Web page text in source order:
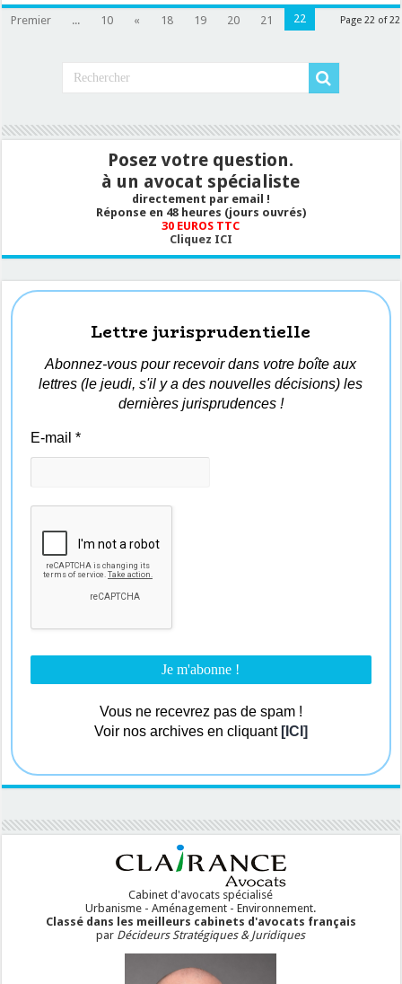
Page 22 of 22
Premier ... 10 « 18 19 20 21 22
Posez votre question.
à un avocat spécialiste
directement par email !
Réponse en 48 heures (jours ouvrés)
30 EUROS TTC
Cliquez ICI
Lettre jurisprudentielle
Abonnez-vous pour recevoir dans votre boîte aux
lettres (le jeudi, s'il y a des nouvelles décisions) les
dernières jurisprudences !
E-mail*
Vous ne recevrez pas de spam !
Voir nos archives en cliquant [ICI]
Cabinet d'avocats spécialisé
Urbanisme - Aménagement - Environnement.
Classé dans les meilleurs cabinets d'avocats français
par Décideurs Stratégiques & Juridiques